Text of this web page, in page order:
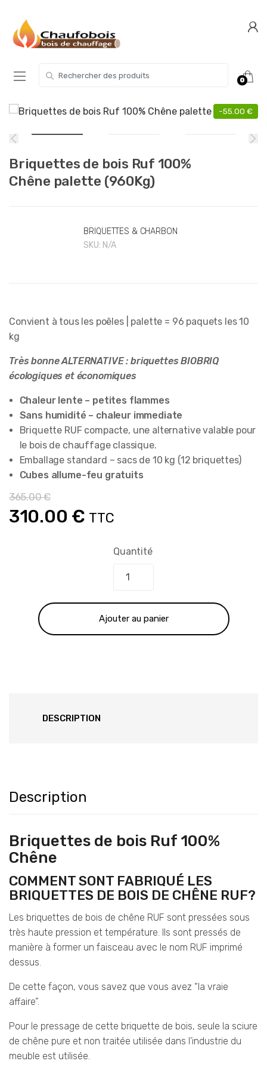
navigation
content
0
-55.00 €
Briquettes de bois Ruf 100%
Chêne palette (960Kg)
BRIQUETTES & CHARBON
SKU: N/A
Convient à tous les poêles | palette = 96 paquets les 10
kg
Très bonne ALTERNATIVE : briquettes BIOBRIQ
écologiques et économiques
Chaleur lente – petites flammes
Sans humidité – chaleur immediate
Briquette RUF compacte, une alternative valable pour
le bois de chauffage classique.
Emballage standard – sacs de 10 kg (12 briquettes)
Cubes allume-feu gratuits
365.00€
Le
était :
365.00 €.
310.00 €Le
prix
actuel
est :
310.00 €.
TTC
Quantité
Ajouter au panier
DESCRIPTION
Description
Briquettes de bois Ruf 100%
Chêne
COMMENT SONT FABRIQUÉ LES
BRIQUETTES DE BOIS DE CHÊNE RUF?
Les briquettes de bois de chêne RUF sont pressées sous
très haute pression et température. Ils sont pressés de
manière à former un faisceau avec le nom RUF imprimé
dessus.
De cette façon, vous savez que vous avez “la vraie
affaire”.
Pour le pressage de cette briquette de bois, seule la sciure
de chêne pure et non traitée utilisée dans l’industrie du
meuble est utilisée.